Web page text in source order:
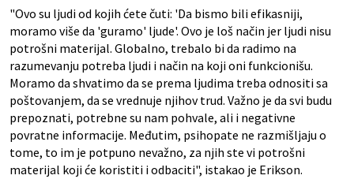
"Ovo su ljudi od kojih ćete čuti: 'Da bismo bili efikasniji,
moramo više da 'guramo' ljude'. Ovo je loš način jer ljudi nisu
potrošni materijal. Globalno, trebalo bi da radimo na
razumevanju potreba ljudi i način na koji oni funkcionišu.
Moramo da shvatimo da se prema ljudima treba odnositi sa
poštovanjem, da se vrednuje njihov trud. Važno je da svi budu
prepoznati, potrebne su nam pohvale, ali i negativne
povratne informacije. Međutim, psihopate ne razmišljaju o
tome, to im je potpuno nevažno, za njih ste vi potrošni
materijal koji će koristiti i odbaciti", istakao je Erikson.